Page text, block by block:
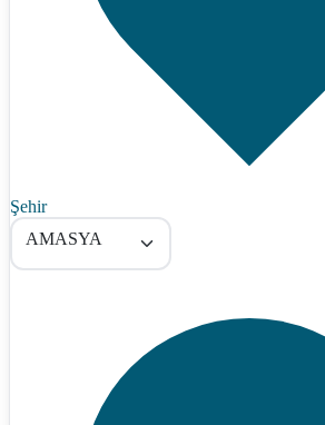
Şehir
AMASYA